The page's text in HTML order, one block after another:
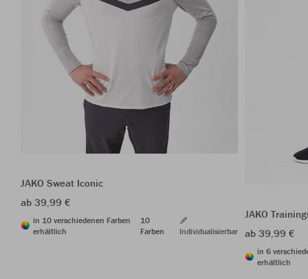
JAKO Sweat Iconic
ab 39,99 €
in 10 verschiedenen Farben
erhältlich
10
Farben
Individualisierbar
JAKO
ab 39,99 €
in 6
erhältlich